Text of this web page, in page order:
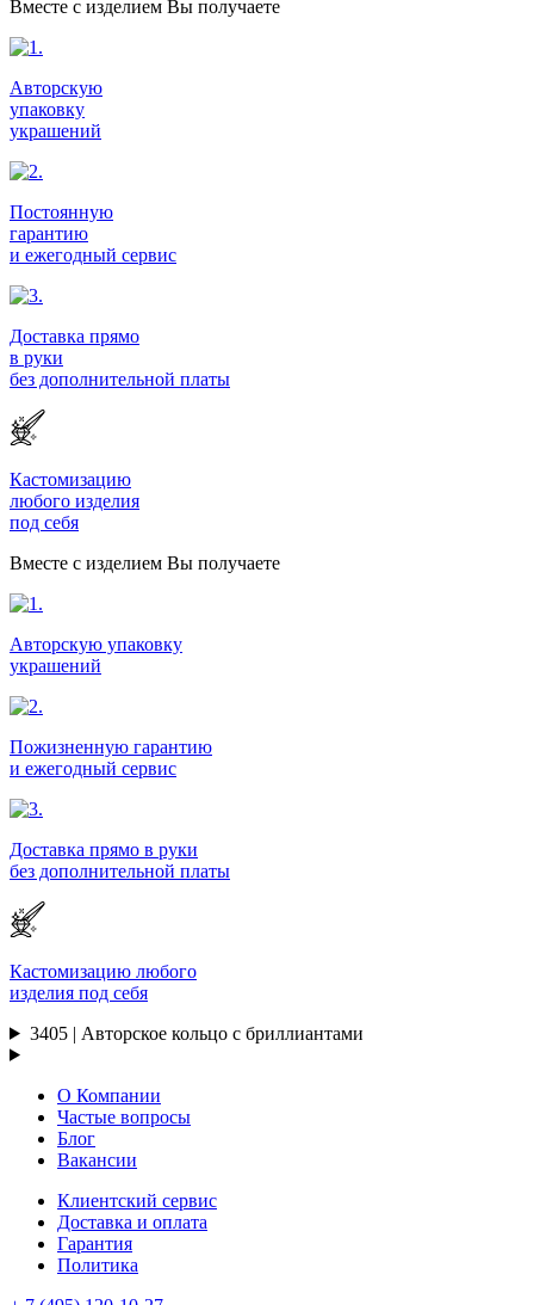
Вместе с изделием Вы получаете
Авторскую
упаковку
украшений
Постоянную
гарантию
и ежегодный сервис
Доставка прямо
в руки
без дополнительной платы
Кастомизацию
любого изделия
под себя
Вместе с изделием Вы получаете
Авторскую упаковку
украшений
Пожизненную гарантию
и ежегодный сервис
Доставка прямо в руки
без дополнительной платы
Кастомизацию любого
изделия под себя
3405 | Авторское кольцо с бриллиантами
О Компании
Частые вопросы
Блог
Вакансии
Клиентский сервис
Доставка и оплата
Гарантия
Политика